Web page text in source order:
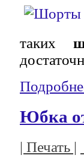
таких
Юбка
| Печать |